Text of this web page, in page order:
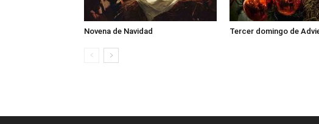
Novena de Navidad Tercer domingo de